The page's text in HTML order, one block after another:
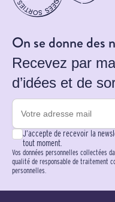
On se donne des
Recevez par
d’idées et de
J’accepte de recevoir la
tout moment.
Vos données personnelles collectées
qualité de responsable de traitement
personnelles.